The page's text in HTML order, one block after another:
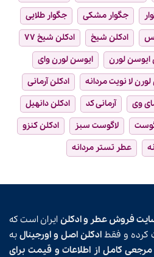
جگوار مشکی
جگوار طلایی
ادکلن شیخ
ادکلن شیخ ۷۷
ایوسن لورن
ایوسن لورن وای
لا نویت مردانه
ادکلن آرمانی
وی آرمانی کد
ادکلن دانهیل
لاگوست سبز
ادکلن کنزو
عطر تستر مردانه
فروش عطر و ادکلن ایران است که
کرده و فقط ادکلن اصل و اورجینال به
مرجعی کامل از اطلاعات و قیمت برای